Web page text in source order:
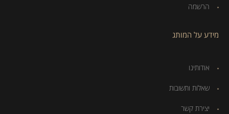
הרשמה
מידע על המותג
אודותינו
שאלות ותשובות
יצירת קשר